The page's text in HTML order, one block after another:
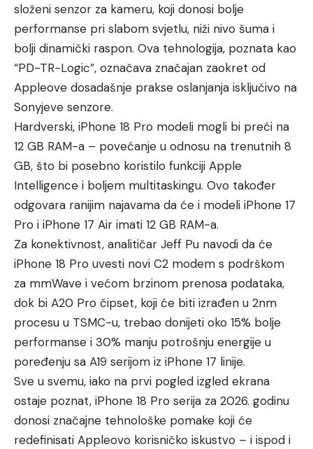
složeni senzor za kameru, koji donosi bolje
performanse pri slabom svjetlu, niži nivo šuma i
bolji dinamički raspon. Ova tehnologija, poznata kao
“PD-TR-Logic”, označava značajan zaokret od
Appleove dosadašnje prakse oslanjanja isključivo na
Sonyjeve senzore.
Hardverski, iPhone 18 Pro modeli mogli bi preći na
12 GB RAM-a – povećanje u odnosu na trenutnih 8
GB, što bi posebno koristilo funkciji Apple
Intelligence i boljem multitaskingu. Ovo također
odgovara ranijim najavama da će i modeli iPhone 17
Pro i iPhone 17 Air imati 12 GB RAM-a.
Za konektivnost, analitičar Jeff Pu navodi da će
iPhone 18 Pro uvesti novi C2 modem s podrškom
za mmWave i većom brzinom prenosa podataka,
dok bi A20 Pro čipset, koji će biti izrađen u 2nm
procesu u TSMC-u, trebao donijeti oko 15% bolje
performanse i 30% manju potrošnju energije u
poređenju sa A19 serijom iz iPhone 17 linije.
Sve u svemu, iako na prvi pogled izgled ekrana
ostaje poznat, iPhone 18 Pro serija za 2026. godinu
donosi značajne tehnološke pomake koji će
redefinisati Appleovo korisničko iskustvo – i ispod i